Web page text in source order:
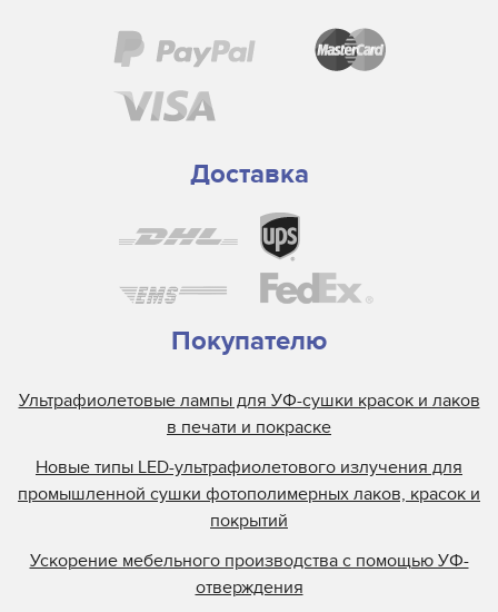
Доставка
Покупателю
Ультрафиолетовые лампы для УФ-сушки красок и лаков
в печати и покраске
Новые типы LED-ультрафиолетового излучения для
промышленной сушки фотополимерных лаков, красок и
покрытий
Ускорение мебельного производства с помощью УФ-
отверждения